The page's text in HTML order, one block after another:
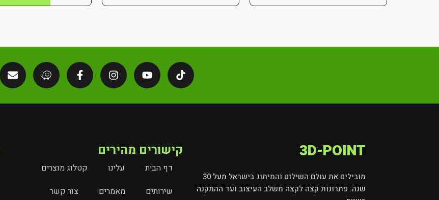
3D-POINT
מובילים את עולם השילוט והמיתוג בישראל מעל 30
שנה. פתרונות קצה לקצה משלב העיצוב ועד ההתקנה
קישורים מהירים
דף הבית עלינו
קטלוג מוצרים
שירותים
מאמרים צור קשר